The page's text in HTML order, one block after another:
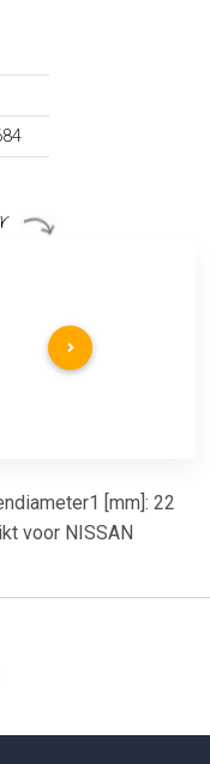
[mm]: 22
voor NISSAN